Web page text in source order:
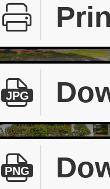
JPG
PNG